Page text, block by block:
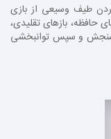
طیف وسیعی از بازی
حافظه، بازهای تقلیدی،
سنجش و سپس توانبخشی